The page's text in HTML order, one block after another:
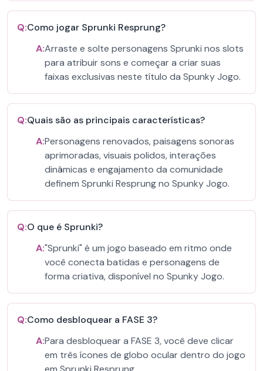
Q:Como jogar Sprunki Resprung?
A:Arraste e solte personagens Sprunki nos slots
para atribuir sons e começar a criar suas
faixas exclusivas neste título da Spunky Jogo.
Q:Quais são as principais características?
A:Personagens renovados, paisagens sonoras
aprimoradas, visuais polidos, interações
dinâmicas e engajamento da comunidade
definem Sprunki Resprung no Spunky Jogo.
Q:O que é Sprunki?
A:"Sprunki" é um jogo baseado em ritmo onde
você conecta batidas e personagens de
forma criativa, disponível no Spunky Jogo.
Q:Como desbloquear a FASE 3?
A:Para desbloquear a FASE 3, você deve clicar
em três ícones de globo ocular dentro do jogo